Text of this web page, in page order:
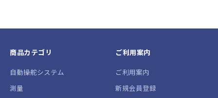
4.当社が会員に付与するログインID及びパスワード
は、会員本人が責任をもって管理するものとします。
ログインID及びパスワードの第三者による盗用・悪用
に伴う損害について、当社は責任を負いません。
商品カテゴリ
自動操舵システム
測量
ご利用案内
ご利用案内
新規会員登録